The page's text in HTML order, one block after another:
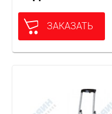
ЗАКАЗАТЬ